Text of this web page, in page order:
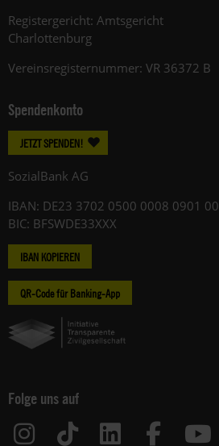
Registergericht: Amtsgericht
Charlottenburg
Vereinsregisternummer: VR 36372 B
Spendenkonto
JETZT SPENDEN!
SozialBank AG
IBAN: DE23 3702 0500 0008 0901 00
BIC: BFSWDE33XXX
IBAN KOPIEREN
QR-Code für Banking-App
Folge uns auf